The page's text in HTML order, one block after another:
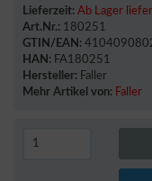
Lieferzeit: Ab Lager
Art.Nr.: 180251
GTIN/EAN:
HAN: FA180251
Hersteller: Faller
Mehr Artikel von: Faller